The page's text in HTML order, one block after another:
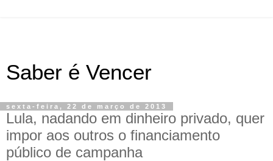
Saber é Vencer
sexta-feira, 22 de março de 2013
Lula, nadando em dinheiro privado, quer
impor aos outros o financiamento
público de campanha